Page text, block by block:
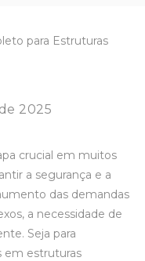
2025
crucial em muitos
a segurança e a
das demandas
a necessidade de
Seja para
em estruturas